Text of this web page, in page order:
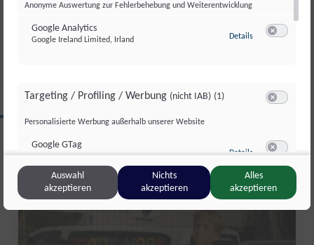
APPMAIER IM TALK
Do., 11. Juni. 2026 //
CLIPS AUS DIESER REGION
Salzburg Magazin
Anonyme Auswertung zur Fehlerbehebung und Weiterentwicklung
Google Analytics
Google Ireland Limited, Irland Details zu Google
Targeting / Profiling / Werbung (nicht IAB) (1)
Personalisierte Werbung außerhalb unserer Website
Google GTag
Google Ireland Limited, Irland Details zu Google GTag
Switch zum
Sonstige Inhalte(nicht IAB) (2)
Auswahl
akzeptieren
Nichts
akzeptieren
Alles
akzeptieren